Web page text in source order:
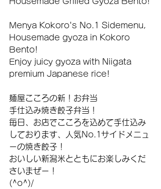
Menya Kokoro's No.1 Sidemenu,
Housemade gyoza in Kokoro
Bento!
Enjoy juicy gyoza with Niigata
premium Japanese rice!
麺屋こころの新！お弁当
手仕込み焼き餃子弁当！
毎日、お店でこころを込めて手仕込み
しております、人気No.1サイドメニュ
ーの焼き餃子！
おいしい新潟米とともにお楽しみくだ
さいまぜー！
(^o^)/